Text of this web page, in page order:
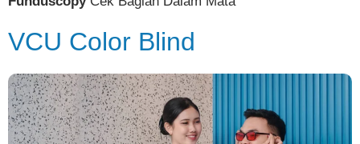
VCU Color Blind